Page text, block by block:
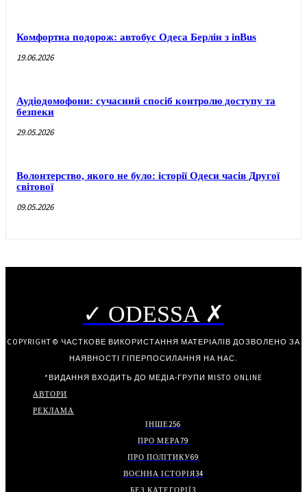
Комфортна подорож: автобус Одеса Берлін з inBus
19.06.2026
Аудіодомофони: сучасний спосіб контролю доступу та
безпеки
29.05.2026
Волонтерство, якого не було: історії Одеси часів Другої
світової
09.05.2026
✓ ODESSA ✗
COPYRIGHT © ЧАСТКОВЕ ВИКОРИСТАННЯ МАТЕРІАЛІВ ДОЗВОЛЕНО ЗА
НАЯВНОСТІ ГІПЕРПОСИЛАННЯ НА НАС.
*ВИДАННЯ ВХОДИТЬ ДО МЕДІА-ГРУПИ MISTO ONLINE
АВТОРИ
РЕКЛАМА
ІНШЕ256
ПРО МЕРА79
ПРО ПОЛІТИКУ69
ВОЄННА ІСТОРІЯ34
БЕЗ КАТЕГОРІЇ3